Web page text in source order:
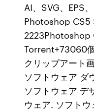
AI、SVG、EPS
Photoshop
2223Photoshop
Torrent+73060
クリップアート
ソフトウェア ダ
ソフトウェア デ
ウェア. ソフト